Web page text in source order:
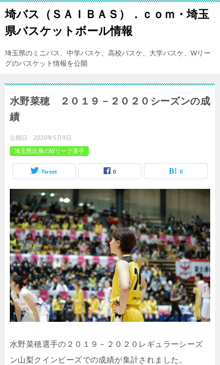
埼バス（ＳＡＩＢＡＳ）．ｃｏｍ・埼玉
県バスケットボール情報
埼玉県のミニバス、中学バスケ、高校バスケ、大学バスケ、Wリー
グのバスケット情報を公開
水野菜穂 ２０１９－２０２０シーズンの成
績
公開日： 2020年5月9日
埼玉県出身のWリーグ選手
Tweet 0 0
水野菜穂選手の２０１９－２０２０レギュラーシーズ
ン山梨クインビーズでの成績が集計されました。